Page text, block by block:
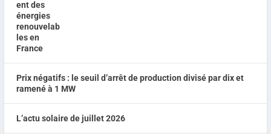
Prix négatifs : le seuil d’arrêt de production divisé par dix et
ramené à 1 MW
L’actu solaire de juillet 2026